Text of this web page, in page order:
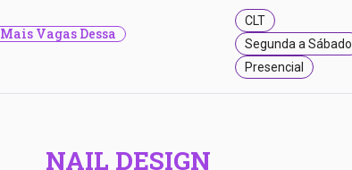
Mais Vagas Dessa
CLT
Segunda a Sábado
Presencial
NAIL DESIGN